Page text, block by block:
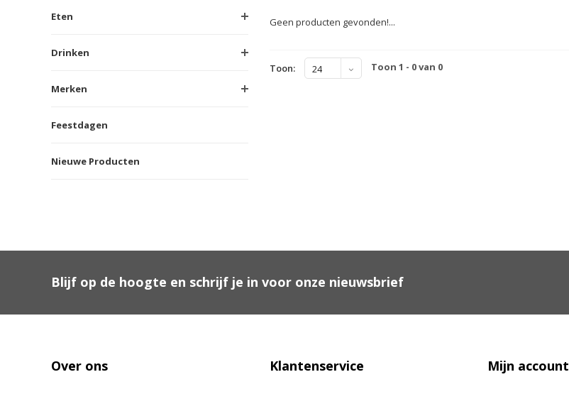
Eten
Drinken
Merken
Feestdagen
Nieuwe Producten
Geen producten gevonden!...
Toon: 24 Toon 1 - 0 van 0
Blijf op de hoogte en schrijf je in voor onze nieuwsbrief
Over ons Klantenservice Mijn account